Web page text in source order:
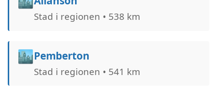
Stad i regionen • 538 km
🏙️Pemberton
Stad i regionen • 541 km